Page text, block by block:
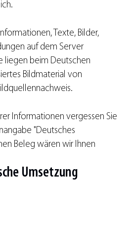
Texte, Bilder,
auf dem Server
liegen beim Deutschen
Bildmaterial von
Informationen vergessen Sie
"Deutsches
Beleg wären wir Ihnen
Umsetzung